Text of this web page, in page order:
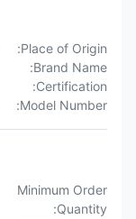
Place of Origin:
Brand Name:
Certification:
Model Number:
Minimum Order
Quantity: